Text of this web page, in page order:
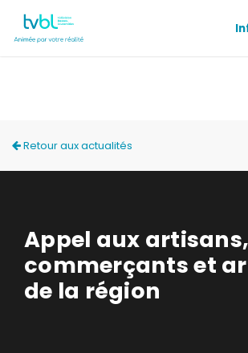
Retour aux actualités
Appel aux artisans,
commerçants et
de la région